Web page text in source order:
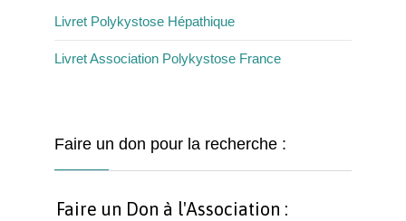
Livret Polykystose Hépathique
Livret Association Polykystose France
Faire un don pour la recherche :
Faire un Don à l'Association :